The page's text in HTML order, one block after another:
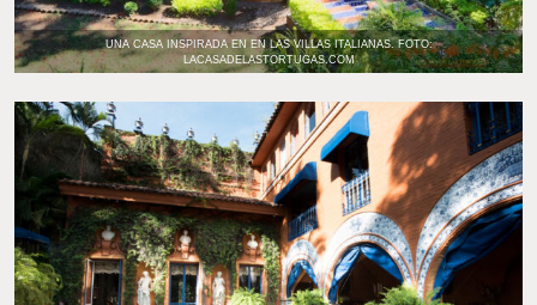
UNA CASA INSPIRADA EN EN LAS VILLAS ITALIANAS. FOTO: LACASADELASTORTUGAS.COM